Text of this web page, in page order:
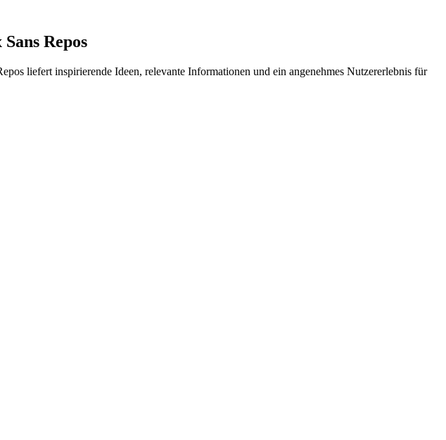
Repos
liefert inspirierende Ideen, relevante Informationen und ein angenehmes Nutzererlebnis für